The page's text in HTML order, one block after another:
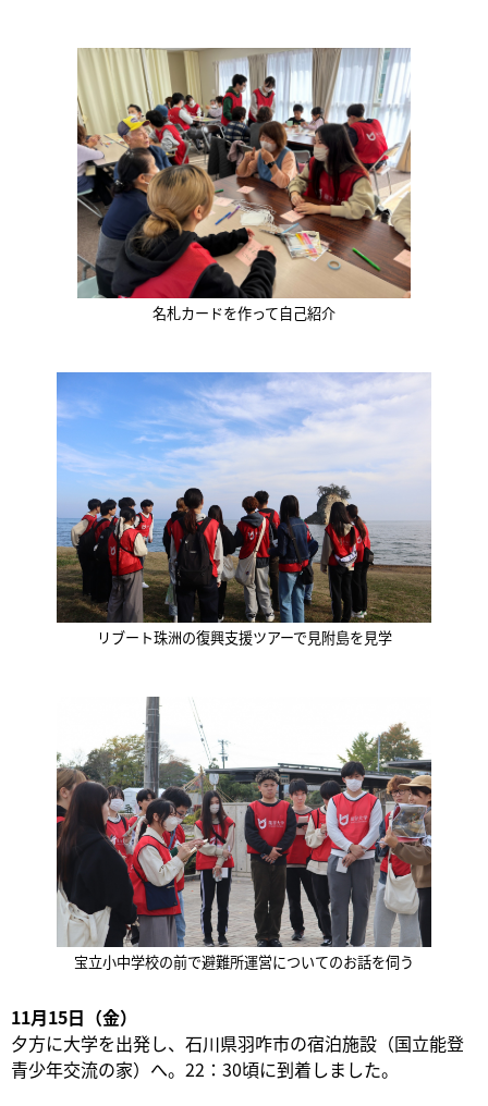
名札カードを作って自己紹介
リブート珠洲の復興支援ツアーで見附島を見学
宝立小中学校の前で避難所運営についてのお話を伺う
11月15日（金）
夕方に大学を出発し、石川県羽咋市の宿泊施設（国立能登
青少年交流の家）へ。22：30頃に到着しました。